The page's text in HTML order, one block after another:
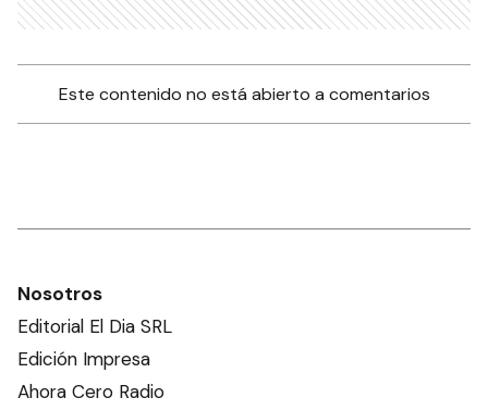
Este contenido no está abierto a comentarios
Nosotros
Editorial El Dia SRL
Edición Impresa
Ahora Cero Radio